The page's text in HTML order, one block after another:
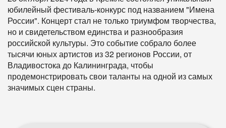
юбилейный фестиваль-конкурс под названием "Имена
России". Концерт стал не только триумфом творчества,
но и свидетельством единства и разнообразия
российской культуры. Это событие собрало более
тысячи юных артистов из 32 регионов России, от
Владивостока до Калининграда, чтобы
продемонстрировать свои таланты на одной из самых
значимых сцен страны.